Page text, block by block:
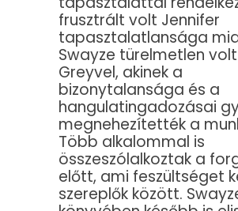
frusztrált volt Jennifer
tapasztalatlansága
Swayze türelmetlen volt
Greyvel, akinek a
bizonytalansága és a
hangulatingadozásai
megnehezítették a
Több alkalommal is
összeszólalkoztak a
előtt, ami feszültséget
szereplők között.